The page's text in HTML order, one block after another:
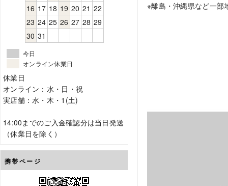
16 17 18 19 20 21 22
23 24 25 26 27 28 29
30 31
今日
オンライン休業日
休業日
オンライン：水・日・祝
実店舗：水・木・1(土)
14:00までのご入金確認分は当日発送
（休業日を除く）
携帯ページ
※離島・沖縄県など一部